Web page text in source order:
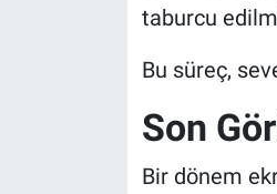
taburcu
Bu süreç,
Son
Bir dönem